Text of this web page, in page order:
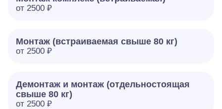
от 2500 ₽
Монтаж (встраиваемая свыше 80 кг)
от 2500 ₽
Демонтаж и монтаж (отдельностоящая
свыше 80 кг)
от 2500 ₽